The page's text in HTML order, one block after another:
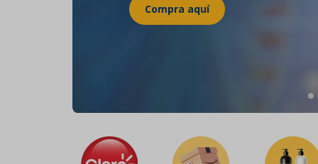
Belleza
Tecnología